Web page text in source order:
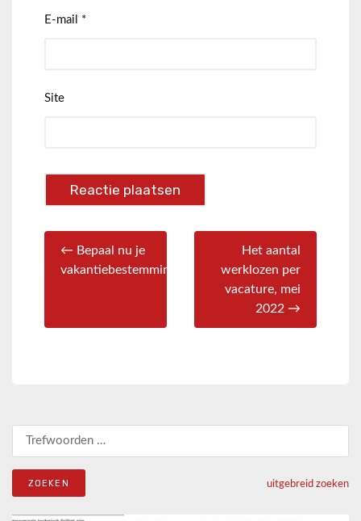
E-mail *
Site
← Bepaal nu je
vakantiebestemming
Het aantal
werklozen per
vacature, mei
2022 →
Zoeken naar:
uitgebreid zoeken